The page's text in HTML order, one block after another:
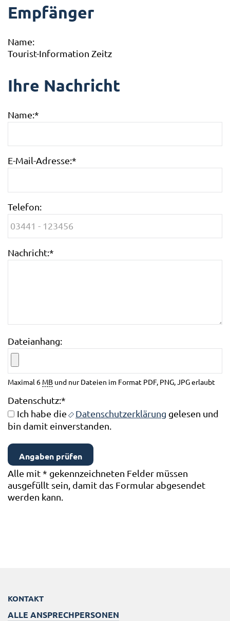
Empfänger
Name:
Tourist-Information Zeitz
Ihre Nachricht
Name:*
E-Mail-Adresse:*
Telefon:
Nachricht:*
Dateianhang:
Maximal 6 MB und nur Dateien im Format PDF, PNG, JPG erlaubt
Datenschutz:*
Ich habe die
Datenschutzerklärung gelesen und
bin damit einverstanden.
Alle mit* gekennzeichneten Felder müssen
ausgefüllt sein, damit das Formular abgesendet
werden kann.
KONTAKT
ALLE ANSPRECHPERSONEN